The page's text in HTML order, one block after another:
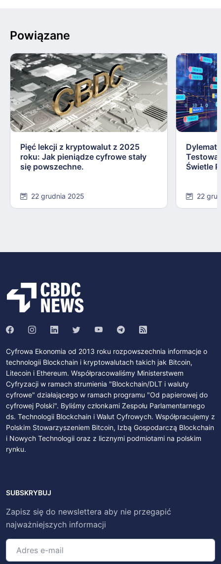
Powiązane
Pięć lekcji z kryptowalut z 2025
roku: Jak pieniądze cyfrowe stały
się powszechne.
22 grudnia 2025
Dylemat
Świetle
22
Cyfrowa Ekonomia od 2013 roku rozpowszechnia informacje o
technologii Blockchain i kryptowalutach takich jak Bitcoin,
Litecoin i Ethereum. Współpracowaliśmy Ministerstwem
Cyfryzacji w ramach strumienia "Blockchain/DLT i waluty
cyfrowe" działającego w ramach programu "Od papierowej do
cyfrowej Polski". Byliśmy członkami Zespołu Parlamentarnego
ds. Technologii Blockchain i Walut Cyfrowych. Współpracujemy z
Polskim Stowarzyszeniem Bitcoin, Izbą Gospodarczą Blockchain
i Nowych Technologii oraz z licznymi podmiotami na polskim
rynku.
SUBSKRYBUJ
Zapisz się do newslettera aby nie przegapić
najważniejszych informacji